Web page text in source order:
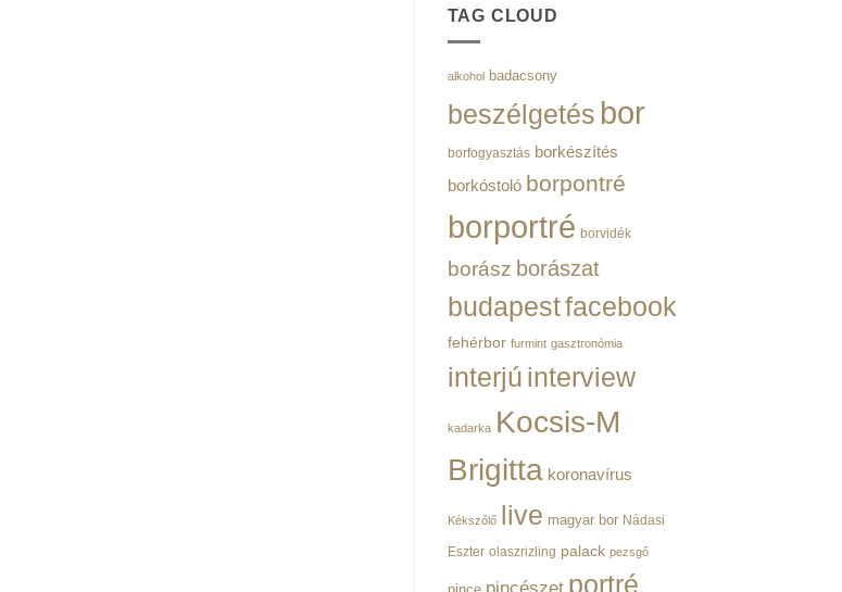
Tulajdon
BorPortré
bejegyzéshez
TAG CLOUD
alkohol badacsony
beszélgetés bor
borfogyasztás borkészítés
borkóstoló borpontré
borportré borvidék
borász borászat
budapestfacebook
fehérbor furmint gasztronómia
interjú interview
kadarka Kocsis-M
Brigitta koronavírus
Kékszőlő live magyar bor Nádasi
Eszter olaszrizling palack pezsgő
portré